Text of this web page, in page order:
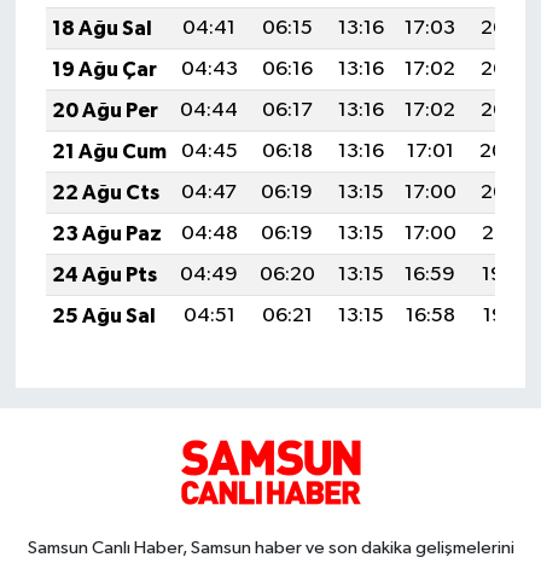
18 Ağu Sal
04:41 06:15 13:16 17:03
20:08
19 Ağu Çar
04:43 06:16 13:16 17:02
20:07
20 Ağu Per
04:44 06:17 13:16 17:02
20:05
21 Ağu Cum
04:45 06:18 13:16 17:01
20:04
22 Ağu Cts
04:47 06:19 13:15 17:00
20:02
23 Ağu Paz
04:48 06:19 13:15 17:00
20:01
24 Ağu Pts
04:49 06:20 13:15 16:59
19:59
25 Ağu Sal
04:51 06:21 13:15 16:58 19:58
Samsun Canlı Haber, Samsun haber ve son dakika gelişmelerini